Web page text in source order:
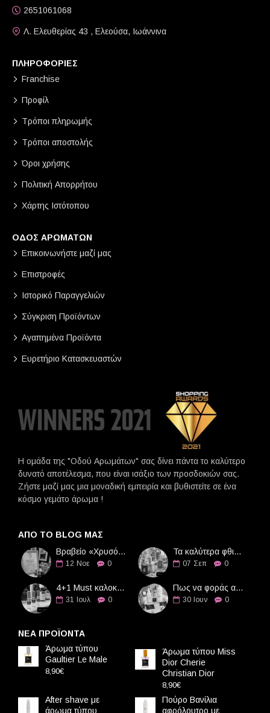
2651061068
Λ. Ελευθερίας 43 , Ελεούσα, Ιωάννινα
ΠΛΗΡΟΦΟΡΙΕΣ
Franchise
Προφίλ
Τρόποι πληρωμής
Τρόποι αποστολής
Όροι χρήσης
Πολιτική Απορρήτου
Χάρτης Ιστότοπου
ΟΔΟΣ ΑΡΩΜΑΤΩΝ
Επικοινωνήστε μαζί μας
Επιστροφές
Ιστορικό Παραγγελιών
Σύγκριση Προϊόντων
Αγαπημένα Προϊόντα
Ευρετήριο Κατασκευαστών
Η ομάδα της "Οδού Αρωμάτων" σας δίνει πάντα το καλύτερο
δυνατό αποτέλεσμα, που είναι ισάξιο των προσδοκιών σας.
Ζήστε μαζί μας μια μοναδική εμπειρία και βυθιστείτε σε ένα
κόσμο γεμάτο άρωμα !
ΑΠΌ ΤΟ BLOG ΜΑΣ
Βραβείο «Χρυσό Διαμάντι» στην Οδό Αρωμάτων
12 Νοε 0
Τα καλύτερα φθινοπωρινά αρώματα
07 Σεπ 0
4+1 Must καλοκαιρινά αρώματα
31 Ιουλ 0
Πως να φοράς αρώματα τους καλοκαιρινούς μήνες
30 Ιουν 0
ΝΕΑ ΠΡΟΪΟΝΤΑ
Άρωμα τύπου
Gaultier Le Male
8,90€
Άρωμα τύπου Miss
Dior Cherie
Christian Dior
8,90€
After shave με
άρωμα τύπου
Πούρο Βανίλια
αφρόλουτρο με